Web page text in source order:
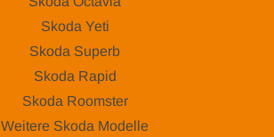
Skoda Yeti
Skoda Superb
Skoda Rapid
Skoda Roomster
Weitere Skoda Modelle